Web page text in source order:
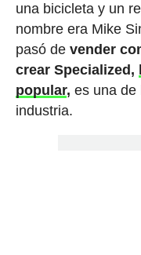
una bicicleta y un
nombre era Mike
pasó de vender
crear Specialized,
popular, es una de
industria.